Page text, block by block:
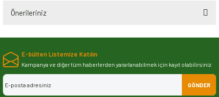
Önerileriniz
Bu ürünün fiyat bilgisi, resim, ürün açıklamalarında ve diğer konularda
iletebilirsiniz.
Görüş ve önerileriniz için teşekkür ederiz.
Ürün resmi kalitesiz, bozuk veya görüntülenemiyor.
E-bülten Listemize Katılın
Kampanya ve diğer tüm haberlerden yararlanabilmek için kayıt olabilirsiniz
GÖNDER